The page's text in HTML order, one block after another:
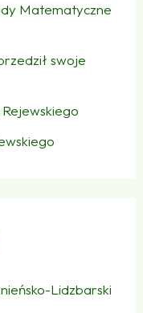
Matematyczne
swoje
Lidzbarski